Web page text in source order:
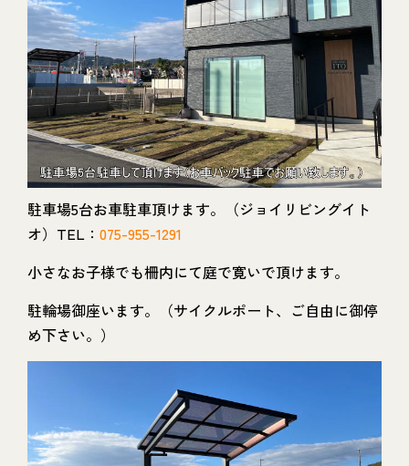
駐車場5台お車駐車頂けます。（ジョイリビングイト
オ）TEL： 075-955-1291
小さなお子様でも柵内にて庭で寛いで頂けます。
駐輪場御座います。（サイクルポート、ご自由に御停
め下さい。）